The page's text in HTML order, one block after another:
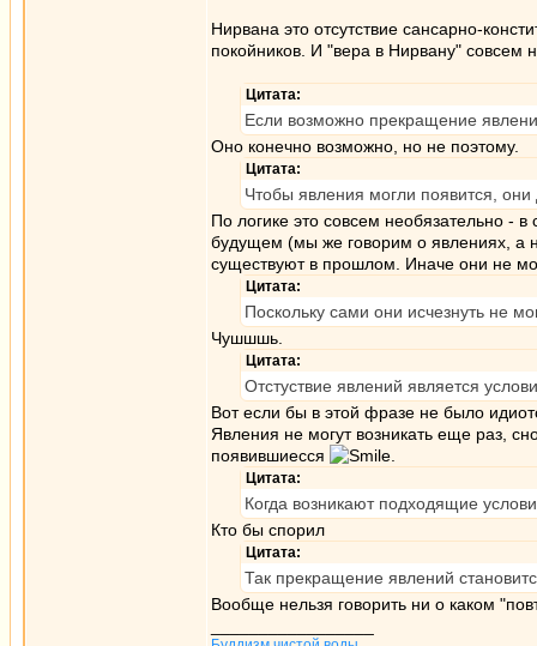
Нирвана это отсутствие сансарно-
покойников. И "вера в Нирвану" совсем
Цитата:
Если возможно прекращение
Оно конечно возможно, но не поэтому.
Цитата:
Чтобы явления могли появится, они
По логике это совсем необязательно -
будущем (мы же говорим о явлениях, а
существуют в прошлом. Иначе они не
Цитата:
Поскольку сами они исчезнуть не
Чушшшь.
Цитата:
Отстуствие явлений является
Вот если бы в этой фразе не было
Явления не могут возникать еще раз,
появившиесся
Цитата:
Когда возникают подходящие
Кто бы спорил
Цитата:
Так прекращение явлений
Вообще нельзя говорить ни о каком